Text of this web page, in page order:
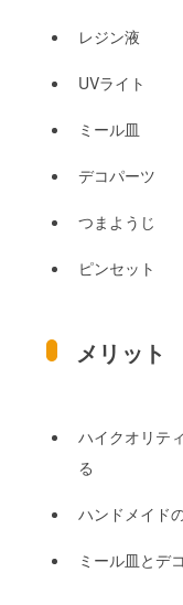
レジン液
UVライト
ミール皿
デコパーツ
つまようじ
ピンセット
メリット
ハイクオリテ
る
ハンドメイド
ミール皿とデ